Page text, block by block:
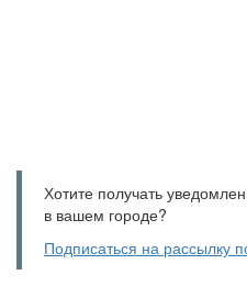
Хотите получать
в вашем городе?
Подписаться на рассылку